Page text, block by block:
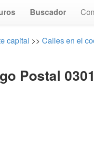
Buscador
capital >> Calles en el
Postal